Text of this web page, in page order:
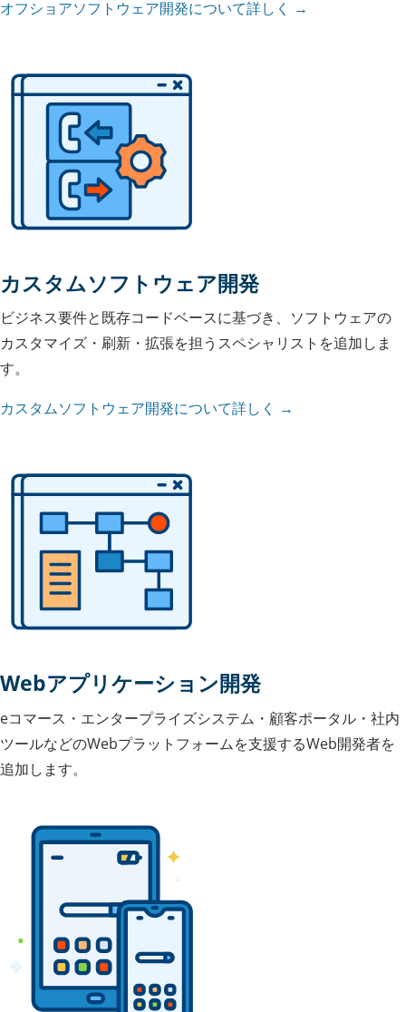
オフショアソフトウェア開発について詳しく →
カスタムソフトウェア開発
ビジネス要件と既存コードベースに基づき、ソフトウェアの
カスタマイズ・刷新・拡張を担うスペシャリストを追加しま
す。
カスタムソフトウェア開発について詳しく →
Webアプリケーション開発
eコマース・エンタープライズシステム・顧客ポータル・社内
ツールなどのWebプラットフォームを支援するWeb開発者を
追加します。